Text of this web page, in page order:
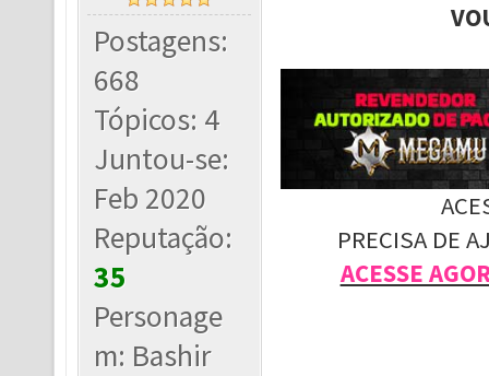
Postagens:
668
Tópicos: 4
Juntou-se:
Feb 2020
Reputação:
35
Personage
m: Bashir
PRECISA DE
ACESSE